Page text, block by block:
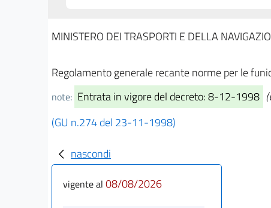
MINISTERO DEI TRASPORTI E DELLA
Regolamento generale recante norme per le
note: Entrata in vigore del decreto: 8-12-1998
(GU n.274 del 23-11-1998)
nascondi
vigente al 08/08/2026